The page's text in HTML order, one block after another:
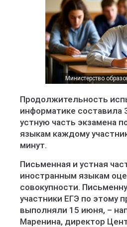
Министерство
Продолжительность
информатике составила
устную часть экзамена
языкам каждому
минут.
Письменная и устная
иностранным языкам
совокупности.
участники ЕГЭ по этому
выполняли 15 июня, –
Маренина, директор